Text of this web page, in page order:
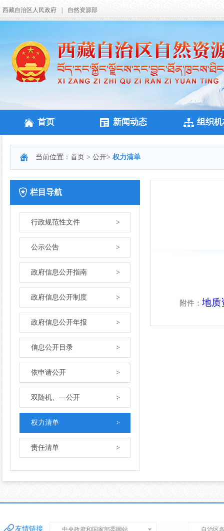
西藏自治区人民政府 自然资源部
首页 新闻动态 组织
当前位置： 首页 > 公开> 权力清单
栏目导航
行政规范性文件 >
公示公告 >
政府信息公开指南 >
政府信息公开制度 >
政府信息公开年报 >
信息公开目录 >
依申请公开 >
双随机、一公开 >
权力清单 >
责任清单 >
附件： 地质
友情链接 中央政府和国家部委网站 自治区